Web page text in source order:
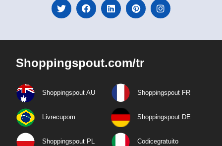
Shoppingspout.com/tr
Shoppingspout AU Shoppingspout FR
Livrecupom Shoppingspout DE
Shoppingspout PL Codicegratuito